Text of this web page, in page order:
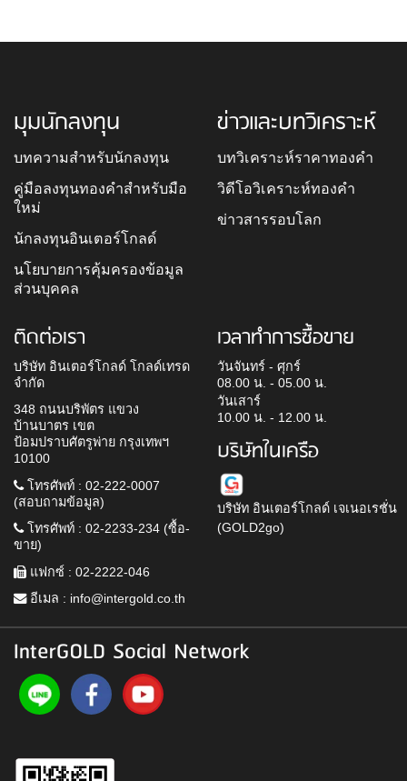
มุมนักลงทุน
บทความสำหรับนักลงทุน
คู่มือลงทุนทองคำสำหรับมือ
ใหม่
นักลงทุนอินเตอร์โกลด์
นโยบายการคุ้มครองข้อมูล
ส่วนบุคคล
ข่าวและบทวิเคราะห์
บทวิเคราะห์ราคาทองคำ
วิดีโอวิเคราะห์ทองคำ
ข่าวสารรอบโลก
ติดต่อเรา
บริษัท อินเตอร์โกลด์ โกลด์เทรด
จำกัด
348 ถนนบริพัตร แขวง
บ้านบาตร เขต
ป้อมปราบศัตรูพ่าย กรุงเทพฯ
10100
โทรศัพท์ : 02-222-0007
(สอบถามข้อมูล)
โทรศัพท์ : 02-2233-234 (ซื้อ-
ขาย)
แฟกซ์ : 02-2222-046
อีเมล : info@intergold.co.th
เวลาทำการซื้อขาย
วันจันทร์ - ศุกร์
08.00 น. - 05.00 น.
วันเสาร์
10.00 น. - 12.00 น.
บริษัทในเครือ
บริษัท อินเตอร์โกลด์ เจเนอเรชั่น
(GOLD2go)
InterGOLD Social Network